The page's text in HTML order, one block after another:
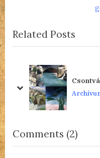
i
o
P
:
t
P
Related Posts
prev
next
Comments (2)